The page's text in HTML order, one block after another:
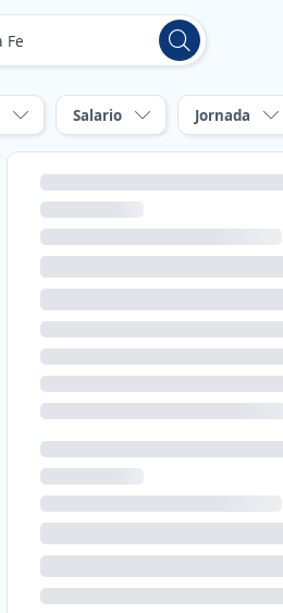
Salario Jornada